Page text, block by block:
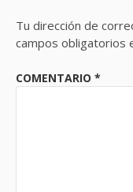
Tu dirección de
campos obligatorios
COMENTARIO *